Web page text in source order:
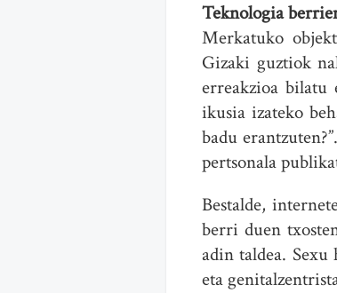
Teknologia
Merkatuko
Gizaki guztiok
erreakzioa bilatu
ikusia izateko
badu
pertsonala
Bestalde,
berri duen
adin taldea.
eta